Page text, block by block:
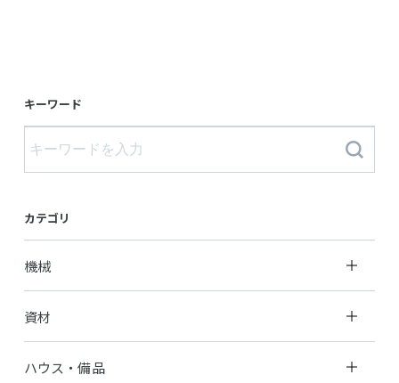
キーワード
カテゴリ
機械
資材
ハウス・備品